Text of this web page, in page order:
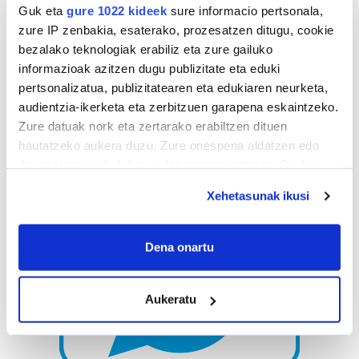
Guk eta gure 1022 kideek sure informacio pertsonala,
zure IP zenbakia, esaterako, prozesatzen ditugu, cookie
bezalako teknologiak erabiliz eta zure gailuko
informazioak azitzen dugu publizitate eta eduki
pertsonalizatua, publizitatearen eta edukiaren neurketa,
audientzia-ikerketa eta zerbitzuen garapena eskaintzeko.
Zure datuak nork eta zertarako erabiltzen dituen
hautatzeko aukera duzu. Zure onespena aldatzen edo
If you allow, we would also like to:
Collect information about your geographical
Identify your device by actively scanning it for
specific characteristics (fingerprinting)
Find out more about how your personal data is processed
Xehetasunak ikusi
Dena onartu
Aukeratu